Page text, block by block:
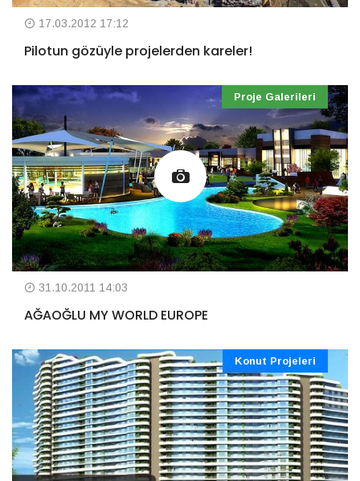
17.03.2012 17:12
Pilotun gözüyle projelerden kareler!
Proje Galerileri
31.10.2011 14:03
AĞAOĞLU MY WORLD EUROPE
Konut Projeleri